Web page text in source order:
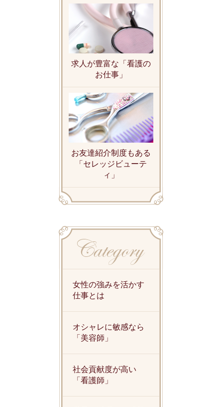
求人が豊富な「看護の
お仕事」
お友達紹介制度もある
「セレッジビューテ
ィ」
女性の強みを活かす
仕事とは
オシャレに敏感なら
「美容師」
社会貢献度が高い
「看護師」